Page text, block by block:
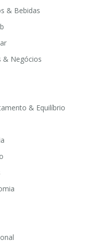
& Bebidas
& Negócios
& Equilíbrio